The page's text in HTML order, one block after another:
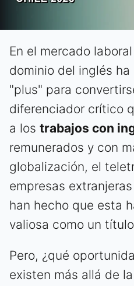
En el mercado
dominio del inglés
"plus" para
diferenciador crítico
a los trabajos con
remunerados y con
globalización, el
empresas
han hecho que esta
valiosa como un
Pero, ¿qué
existen más allá de